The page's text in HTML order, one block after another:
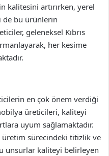
kalitesini artırırken, yerel
de bu ürünlerin
geleneksel Kıbrıs
her kesime
en çok önem verdiği
üreticileri, kaliteyi
uyum sağlamaktadır.
üretim sürecindeki titizlik ve
unsurlar kaliteyi belirleyen